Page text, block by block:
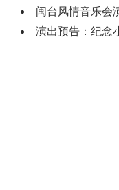
闽台风情音乐会
演出预告：纪念